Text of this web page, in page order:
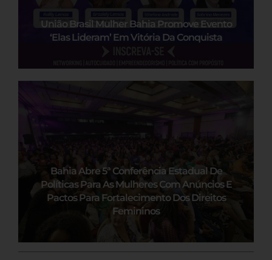
União Brasil Mulher Bahia Promove Evento
‘Elas Lideram’ Em Vitória Da Conquista
Bahia Abre 5ª Conferência Estadual De
Políticas Para As Mulheres Com Anúncios E
Pactos Para Fortalecimento Dos Direitos
Femininos